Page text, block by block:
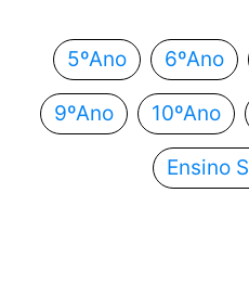
5ºAno 6ºAno
9ºAno 10ºAno
Ensino